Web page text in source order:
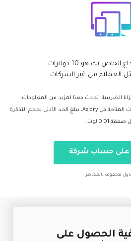
الحد الأدنى للإيداع الخاص بك هو 10 دولارات
العملاء من غير الشركات.
الضريبية. تحدث معنا لمزيد من المعلومات.
** فكما هو الحال مع جميع الحسابات المتاحة في Axiory، يبلغ الحد الأدنى لحجم التذكرة
0.01 لوت.
حساب شركة
محفوف بالمخاطر
الحصول على